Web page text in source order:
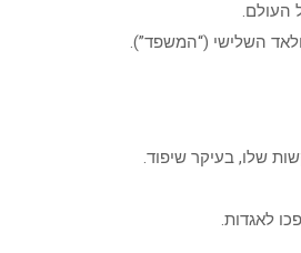
העולם.
השלישי (“המשפד”).
שלו, בעיקר שיפוד.
לאגדות.